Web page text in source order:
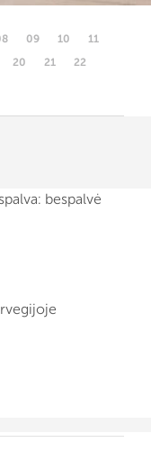
09 10
11
20 21
22
bespalvė